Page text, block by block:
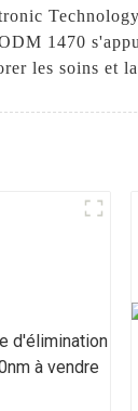
1470
les soins et